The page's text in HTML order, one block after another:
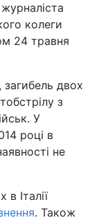
колеги
24 травня
загибель двох
з
У
році в
не
Італії
. Також